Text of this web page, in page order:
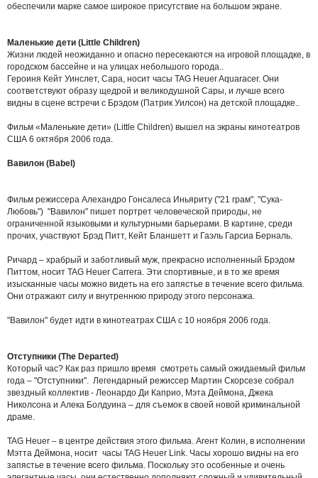
обеспечили марке самое широкое присутствие на большом экране.
Маленькие дети (Little Children)
Жизни людей неожиданно и опасно пересекаются на игровой площадке, в
городском бассейне и на улицах небольшого города..
Героиня Кейт Уинслет, Сара, носит часы TAG Heuer Aquaracer. Они
соответствуют образу щедрой и великодушной Сары, и лучше всего
видны в сцене встречи с Брэдом (Патрик Уилсон) на детской площадке..
Фильм «Маленькие дети» (Little Children) вышел на экраны кинотеатров
США 6 октября 2006 года.
Вавилон (Babel)
Фильм режиссера Алехандро Гонсалеса Иньяриту ("21 грам", "Сука-
Любовь") "Вавилон" пишет портрет человеческой природы, не
ограниченной языковыми и культурными барьерами. В картине, среди
прочих, участвуют Брэд Питт, Кейт Бланшетт и Гаэль Гарсиа Берналь.
Ричард – храбрый и заботливый муж, прекрасно исполненный Брэдом
Питтом, носит TAG Heuer Carrera. Эти спортивные, и в то же время
изысканные часы можно видеть на его запястье в течение всего фильма.
Они отражают силу и внутреннюю природу этого персонажа.
"Вавилон" будет идти в кинотеатрах США с 10 ноября 2006 года.
Oтступники (The Departed)
Который час? Как раз пришло время смотреть самый ожидаемый фильм
года – "Отступники". Легендарный режиссер Мартин Скорсезе собрал
звездный коллектив - Леонардо Ди Каприо, Мэта Деймона, Джека
Николсона и Алека Болдуина – для съемок в своей новой криминальной
драме.
TAG Heuer – в центре действия этого фильма. Агент Колин, в исполнении
Мэтта Деймона, носит часы TAG Heuer Link. Часы хорошо видны на его
запястье в течение всего фильма. Поскольку это особенные и очень